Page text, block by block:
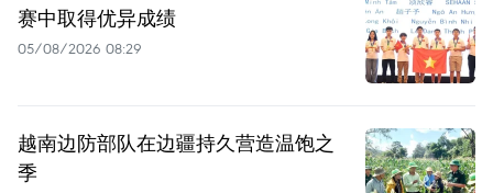
赛中取得优异成绩
05/08/2026 08:29
越南边防部队在边疆持久营造温饱之
季